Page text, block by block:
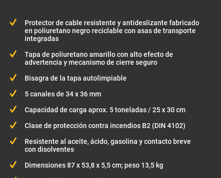
Protector de cable resistente y antideslizante fabricado
en poliuretano negro reciclable con asas de transporte
integradas
Tapa de poliuretano amarillo con alto efecto de
advertencia y mecanismo de cierre seguro
Bisagra de la tapa autolimpiable
5 canales de 34 x 36 mm
Capacidad de carga aprox. 5 toneladas / 25 x 30 cm
Clase de protección contra incendios B2 (DIN 4102)
Resistente al aceite, ácido, gasolina y contacto breve
con disolventes
Dimensiones 87 x 53,8 x 5,5 cm; peso 13,5 kg